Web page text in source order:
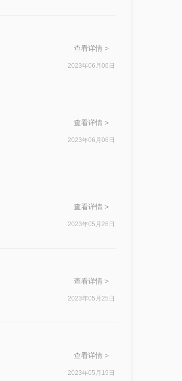
查看详情 >
2023年06月06日
查看详情 >
2023年06月06日
查看详情 >
2023年05月26日
查看详情 >
2023年05月25日
查看详情 >
2023年05月19日